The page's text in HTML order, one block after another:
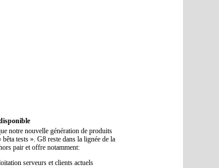
notre nouvelle génération de produits
tests ». G8 reste dans la lignée de la
pair et offre notamment:
serveurs et clients actuels